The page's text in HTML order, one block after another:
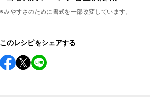
※みやすさのために書式を一部改変しています。
このレシピをシェアする